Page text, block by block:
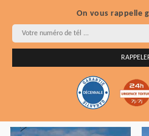
On vous rappelle